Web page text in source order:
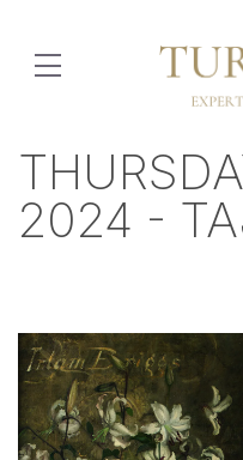
2024 -